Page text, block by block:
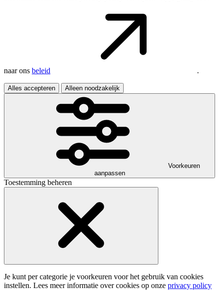
naar ons beleid .
Alles accepteren Alleen noodzakelijk
Voorkeuren
aanpassen
Toestemming beheren
Je kunt per categorie je voorkeuren voor het gebruik van cookies
instellen. Lees meer informatie over cookies op onze privacy policy